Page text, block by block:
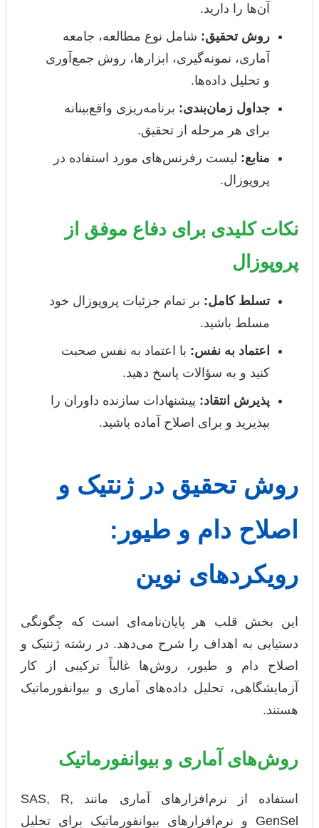
آن‌ها را دارید.
روش تحقیق: شامل نوع مطالعه، جامعه
آماری، نمونه‌گیری، ابزارها، روش جمع‌آوری
و تحلیل داده‌ها.
جداول زمان‌بندی: برنامه‌ریزی واقع‌بینانه
برای هر مرحله از تحقیق.
منابع: لیست رفرنس‌های مورد استفاده در
پروپوزال.
نکات کلیدی برای دفاع موفق از
پروپوزال
تسلط کامل: بر تمام جزئیات پروپوزال خود
مسلط باشید.
اعتماد به نفس: با اعتماد به نفس صحبت
کنید و به سؤالات پاسخ دهید.
پذیرش انتقاد: پیشنهادات سازنده داوران را
بپذیرید و برای اصلاح آماده باشید.
روش تحقیق در ژنتیک و
اصلاح دام و طیور:
رویکردهای نوین
این بخش قلب هر پایان‌نامه‌ای است که چگونگی
دستیابی به اهداف را شرح می‌دهد. در رشته ژنتیک و
اصلاح دام و طیور، روش‌ها غالباً ترکیبی از کار
آزمایشگاهی، تحلیل داده‌های آماری و بیوانفورماتیک
هستند.
روش‌های آماری و بیوانفورماتیک
استفاده از نرم‌افزارهای آماری مانند SAS, R,
GenSel و نرم‌افزارهای بیوانفورماتیک برای تحلیل